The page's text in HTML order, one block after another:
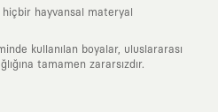
hiçbir hayvansal materyal
kullanılan boyalar, uluslararası
tamamen zararsızdır.